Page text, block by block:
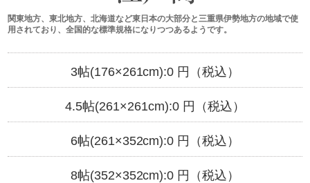
関東地方、東北地方、北海道など東日本の大部分と三重県伊勢地方の地域で使
用されており、全国的な標準規格になりつつあるようです。
3帖(176×261cm):0 円（税込）
4.5帖(261×261cm):0円（税込）
6帖(261×352cm):0 円（税込）
8帖(352×352cm):0 円（税込）